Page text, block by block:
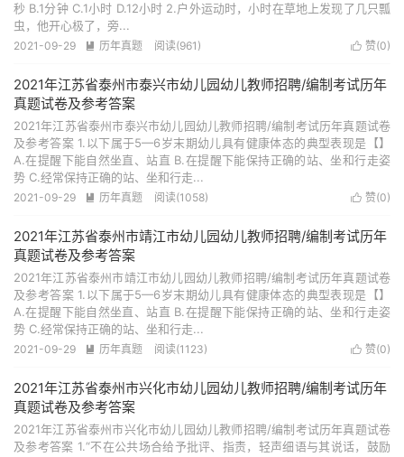
秒 B.1分钟 C.1小时 D.12小时 2.户外运动时，小时在草地上发现了几只瓢
虫，他开心极了，旁...
2021-09-29  历年真题 阅读(961)  赞(0)
2021年江苏省泰州市泰兴市幼儿园幼儿教师招聘/编制考试历年
真题试卷及参考答案
2021年江苏省泰州市泰兴市幼儿园幼儿教师招聘/编制考试历年真题试卷
及参考答案 1.以下属于5—6岁末期幼儿具有健康体态的典型表现是【】
A.在提醒下能自然坐直、站直 B.在提醒下能保持正确的站、坐和行走姿
势 C.经常保持正确的站、坐和行走...
2021-09-29  历年真题 阅读(1058)  赞(0)
2021年江苏省泰州市靖江市幼儿园幼儿教师招聘/编制考试历年
真题试卷及参考答案
2021年江苏省泰州市靖江市幼儿园幼儿教师招聘/编制考试历年真题试卷
及参考答案 1.以下属于5—6岁末期幼儿具有健康体态的典型表现是【】
A.在提醒下能自然坐直、站直 B.在提醒下能保持正确的站、坐和行走姿
势 C.经常保持正确的站、坐和行走...
2021-09-29  历年真题 阅读(1123)  赞(0)
2021年江苏省泰州市兴化市幼儿园幼儿教师招聘/编制考试历年
真题试卷及参考答案
2021年江苏省泰州市兴化市幼儿园幼儿教师招聘/编制考试历年真题试卷
及参考答案 1.“不在公共场合给予批评、指责，轻声细语与其说话，鼓励